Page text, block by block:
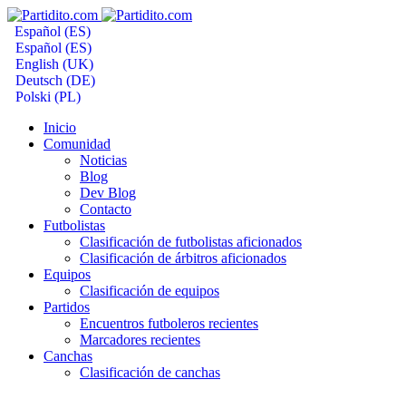
Español (ES)
Español (ES)
English (UK)
Deutsch (DE)
Polski (PL)
Inicio
Comunidad
Noticias
Blog
Dev Blog
Contacto
Futbolistas
Clasificación de futbolistas aficionados
Clasificación de árbitros aficionados
Equipos
Clasificación de equipos
Partidos
Encuentros futboleros recientes
Marcadores recientes
Canchas
Clasificación de canchas